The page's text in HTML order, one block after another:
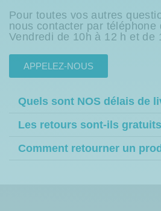
Pour toutes vos autres
nous contacter par téléphone
Vendredi de 10h à 12 h et de
APPELEZ-NOUS
Quels sont NOS délais de
Les retours sont-ils
Comment retourner un